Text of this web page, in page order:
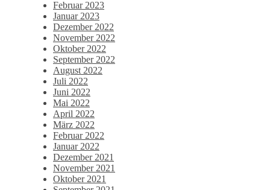
Februar 2023
Januar 2023
Dezember 2022
November 2022
Oktober 2022
September 2022
August 2022
Juli 2022
Juni 2022
Mai 2022
April 2022
März 2022
Februar 2022
Januar 2022
Dezember 2021
November 2021
Oktober 2021